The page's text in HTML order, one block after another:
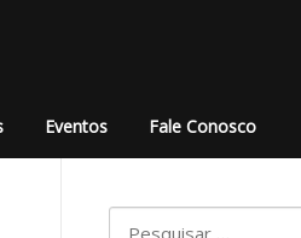
Eventos Fale Conosco